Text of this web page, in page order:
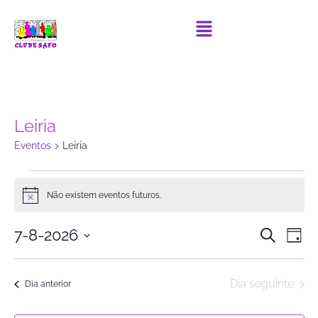
Leiria
Eventos Leiria
NoticeNão existem eventos futuros.
and
Pesquisar
Dia
7-8-2026
data
Dia anterior Dia seguinte